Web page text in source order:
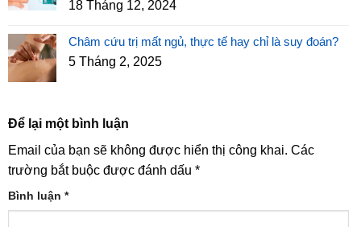
18 Tháng 12, 2024
Châm cứu trị mất ngủ, thực tế hay chỉ là suy đoán?
5 Tháng 2, 2025
Để lại một bình luận
Email của bạn sẽ không được hiển thị công khai. Các
trường bắt buộc được đánh dấu *
Bình luận *